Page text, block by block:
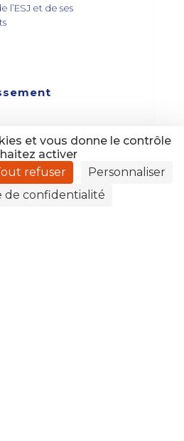
l’ESJ et de ses
et Services
et vous donne le contrôle
activer
refuser
Personnaliser
de confidentialité